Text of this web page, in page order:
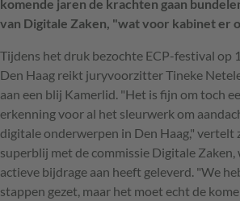
komende jaren de krachten gaan
van Digitale Zaken, "wat voor kabinet er
Tijdens het druk bezochte ECP-festival op
Den Haag reikt juryvoorzitter Tineke
aan een blij Kamerlid. "Het is fijn om toch
erkenning voor al het sleurwerk om
digitale onderwerpen in Den Haag," vertelt
superblij met de commissie Digitale Zaken,
actieve bijdrage aan heeft geleverd. "We
stappen gezet, maar het moet echt de